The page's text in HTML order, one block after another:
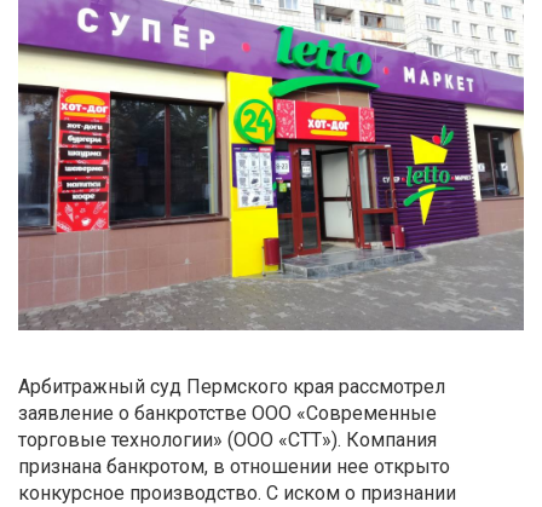
Арбитражный суд Пермского края рассмотрел
заявление о банкротстве ООО «Современные
торговые технологии» (ООО «СТТ»). Компания
признана банкротом, в отношении нее открыто
конкурсное производство. С иском о признании